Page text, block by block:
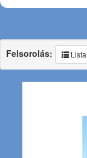
Felsorolás: Lista